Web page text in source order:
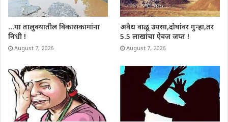
…या तालुक्यातील विकासकामांना
निधी !
August 7, 2026
अवैध वाळू उपसा,दोघांवर गुन्हा,तर
5.5 लाखांचा ऐवज जप्त !
August 7, 2026